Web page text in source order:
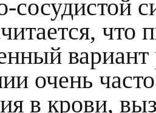
сосудистой
что
очень
в крови,